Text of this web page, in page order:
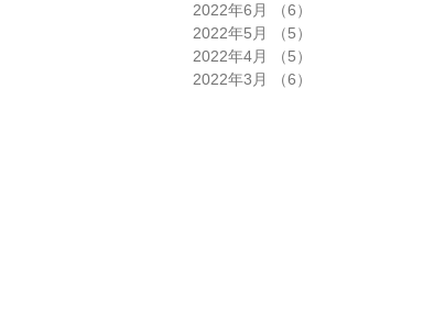
2022年6月
（6）
2022年5月
（5）
2022年4月
（5）
2022年3月
（6）